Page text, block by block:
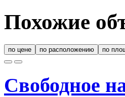
Похожие
по цене по расположению по
Свободное